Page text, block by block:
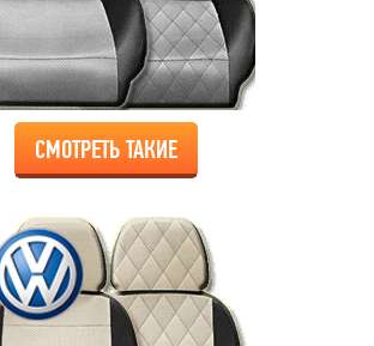
СМОТРЕТЬ ТАКИЕ